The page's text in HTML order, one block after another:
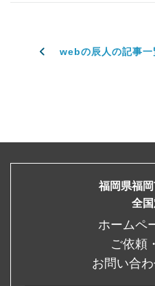
webの辰人の記事一
福岡県福
全
ホームペ
ご依頼
お問い合